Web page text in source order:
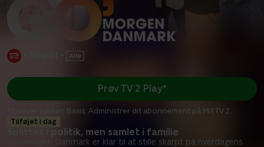
Tilføjet i dag
Splittet i politik, men samlet i familie
Go' morgen Danmark er klar til at stille skarpt på hverdagens
Prøv TV 2 Play*
*Kræver pakken Basis. Administrer dit abonnement på Mit TV 2.